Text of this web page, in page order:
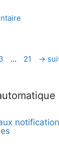
… Page
21 →